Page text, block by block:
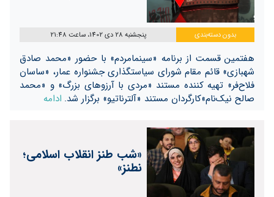
بدون دسته‌بندی پنجشنبه 28 دی 1402، ساعت 21:48
هفتمین قسمت از برنامه «سینمامردم» با حضور «محمد صادق
شهبازی» قائم مقام شورای سیاستگذاری جشنواره عمار، «ساسان
فلاح‌فر» تهیه کننده مستند «مردی با آرزوهای بزرگ» و «محمد
صالح نیک‌نام»کارگردان مستند «آلترناتیو» برگزار شد. ادامه
«شب طنز انقلاب اسلامی؛
نطنز»